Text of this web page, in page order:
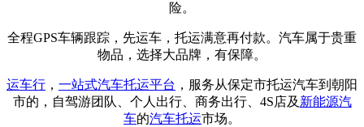
险。
全程GPS车辆跟踪，先运车，托运满意再付款。汽车属于贵重
物品，选择大品牌，有保障。
运车行 ， 一站式汽车托运平台 ，服务从保定市托运汽车到朝阳
市的，自驾游团队、个人出行、商务出行、4S店及 新能源汽
车的汽车托运市场。